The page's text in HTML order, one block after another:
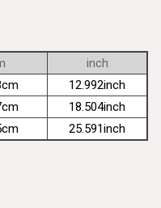
inch
12.992inch
18.504inch
25.591inch